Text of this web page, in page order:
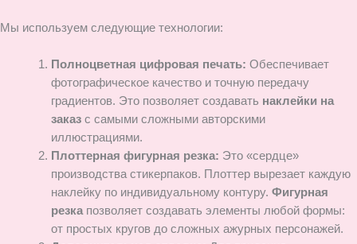
Мы используем следующие технологии:
Полноцветная цифровая печать: Обеспечивает
фотографическое качество и точную передачу
градиентов. Это позволяет создавать наклейки на
заказс самыми сложными авторскими
иллюстрациями.
Плоттерная фигурная резка: Это «сердце»
производства стикерпаков. Плоттер вырезает каждую
наклейку по индивидуальному контуру. Фигурная
резкапозволяет создавать элементы любой формы:
от простых кругов до сложных ажурных персонажей.